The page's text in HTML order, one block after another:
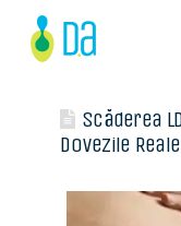
Scăderea
Dovezile Reale